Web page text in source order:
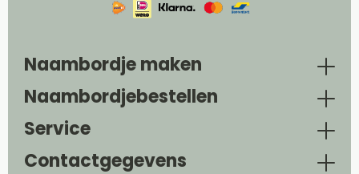
Naambordje maken
Naambordjebestellen
Service
Contactgegevens